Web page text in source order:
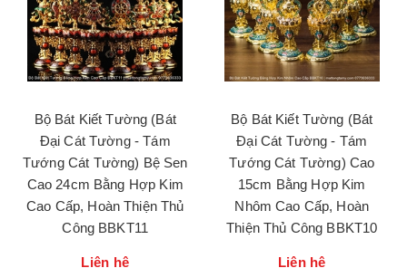
Bộ Bát Kiết Tường (Bát
Đại Cát Tường - Tám
Tướng Cát Tường) Bệ Sen
Cao 24cm Bằng Hợp Kim
Cao Cấp, Hoàn Thiện Thủ
Công BBKT11
Liên hệ
Bộ Bát Kiết Tường (Bát
Đại Cát Tường - Tám
Tướng Cát Tường) Cao
15cm Bằng Hợp Kim
Nhôm Cao Cấp, Hoàn
Thiện Thủ Công BBKT10
Liên hệ